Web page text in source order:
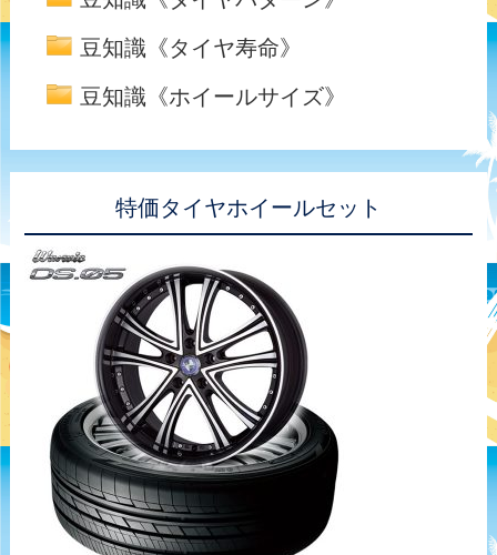
豆知識《タイヤ寿命》
豆知識《ホイールサイズ》
特価タイヤホイールセット